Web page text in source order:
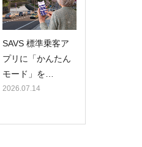
SAVS 標準乗客ア
プリに「かんたん
モード」を…
2026.07.14